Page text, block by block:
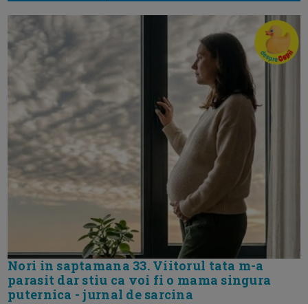
Nori in saptamana 33. Viitorul tata m-a
parasit dar stiu ca voi fi o mama singura
puternica - jurnal de sarcina